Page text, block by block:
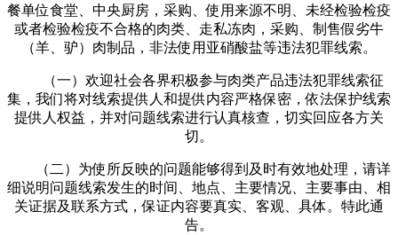
餐单位食堂、中央厨房，采购、使用来源不明、未经检验检疫
或者检验检疫不合格的肉类、走私冻肉，采购、制售假劣牛
（羊、驴）肉制品，非法使用亚硝酸盐等违法犯罪线索。
‍（一）欢迎社会各界积极参与肉类产品违法犯罪线索征
集，我们将对线索提供人和提供内容严格保密，依法保护线索
提供人权益，并对问题线索进行认真核查，切实回应各方关
切。
（二）为使所反映的问题能够得到及时有效地处理，请详
细说明问题线索发生的时间、地点、主要情况、主要事由、相
关证据及联系方式，保证内容要真实、客观、具体。特此通
告。‍